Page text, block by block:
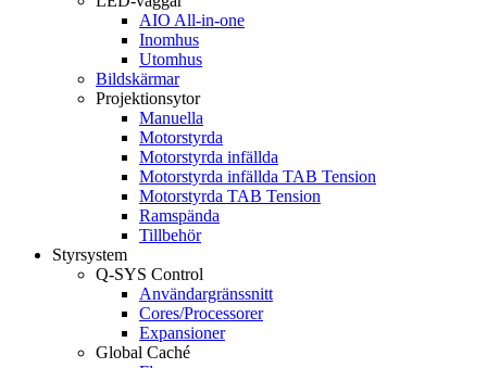
AIO All-in-one
Inomhus
Utomhus
Bildskärmar
Projektionsytor
Manuella
Motorstyrda
Motorstyrda infällda
Motorstyrda infällda TAB Tension
Motorstyrda TAB Tension
Ramspända
Tillbehör
Styrsystem
Q-SYS Control
Användargränssnitt
Cores/Processorer
Expansioner
Global Caché